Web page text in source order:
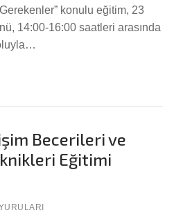
konulu eğitim, 23
14:00-16:00 saatleri arasında
Becerileri ve
Eğitimi